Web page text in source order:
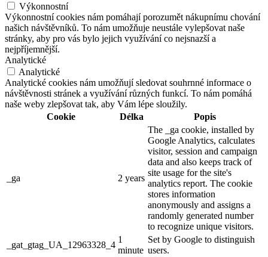
Výkonnostní
Výkonnostní cookies nám pomáhají porozumět nákupnímu chování
našich návštěvníků. To nám umožňuje neustále vylepšovat naše
stránky, aby pro vás bylo jejich využívání co nejsnazší a
nejpříjemnější.
Analytické
Analytické
Analytické cookies nám umožňují sledovat souhrnné informace o
návštěvnosti stránek a využívání různých funkcí. To nám pomáhá
naše weby zlepšovat tak, aby Vám lépe sloužily.
Cookie
Délka Popis
_ga 2 years
The _ga cookie, installed by
Google Analytics, calculates
visitor, session and campaign
data and also keeps track of
site usage for the site's
analytics report. The cookie
stores information
anonymously and assigns a
randomly generated number
to recognize unique visitors.
_gat_gtag_UA_12963328_4
1
minute
Set by Google to distinguish
users.